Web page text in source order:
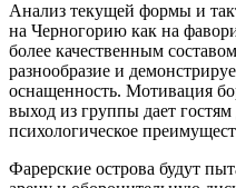
Анализ текущей формы и
на Черногорию как на
более качественным
разнообразие и
оснащенность. Мотивация
выход из группы дает
психологическое
Фарерские острова будут